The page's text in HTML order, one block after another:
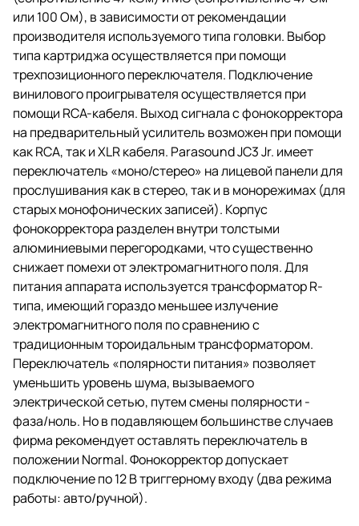
или 100 Ом), в зависимости от рекомендации
производителя используемого типа головки. Выбор
типа картриджа осуществляется при помощи
трехпозиционного переключателя. Подключение
винилового проигрывателя осуществляется при
помощи RCA-кабеля. Выход сигнала с фонокорректора
на предварительный усилитель возможен при помощи
как RCA, так и XLR кабеля. Parasound JC3 Jr. имеет
переключатель «моно/стерео» на лицевой панели для
прослушивания как в стерео, так и в монорежимах (для
старых монофонических записей). Корпус
фонокорректора разделен внутри толстыми
алюминиевыми перегородками, что существенно
снижает помехи от электромагнитного поля. Для
питания аппарата используется трансформатор R-
типа, имеющий гораздо меньшее излучение
электромагнитного поля по сравнению с
традиционным тороидальным трансформатором.
Переключатель «полярности питания» позволяет
уменьшить уровень шума, вызываемого
электрической сетью, путем смены полярности -
фаза/ноль. Но в подавляющем большинстве случаев
фирма рекомендует оставлять переключатель в
положении Normal. Фонокорректор допускает
подключение по 12 В триггерному входу (два режима
работы: авто/ручной).